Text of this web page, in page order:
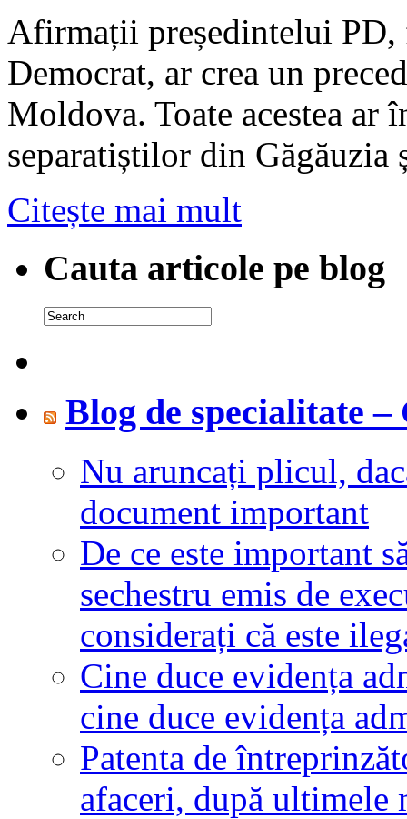
Afirmații președintelui
Democrat, ar crea un
Moldova. Toate acestea ar
separatiștilor din
Citește mai mult
Cauta articole pe blog
Blog de specialitate
Nu aruncați plicul,
document important
De ce este important
sechestru emis de
considerați că este
Cine duce evidența
cine duce evidența
Patenta de
afaceri, după ultimele